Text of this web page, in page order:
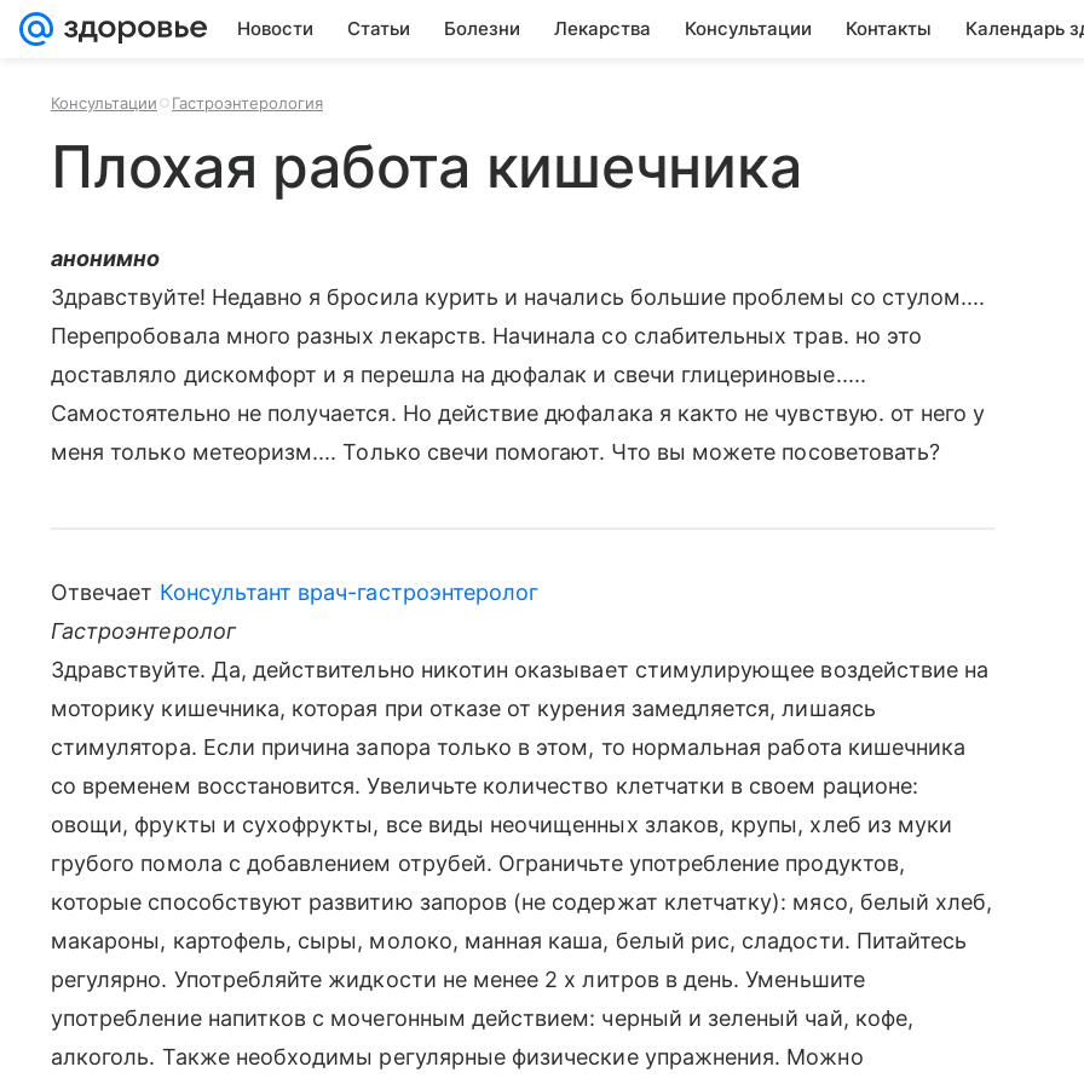
Новости Статьи Болезни Лекарства Консультации Контакты Календарь
Консультации Гастроэнтерология
Плохая работа кишечника
анонимно
Здравствуйте! Недавно я бросила курить и начались большие проблемы со стулом....
Перепробовала много разных лекарств. Начинала со слабительных трав. но это
доставляло дискомфорт и я перешла на дюфалак и свечи глицериновые.....
Самостоятельно не получается. Но действие дюфалака я както не чувствую. от него у
меня только метеоризм.... Только свечи помогают. Что вы можете посоветовать?
Отвечает Консультант врач-гастроэнтеролог
Гастроэнтеролог
Здравствуйте. Да, действительно никотин оказывает стимулирующее воздействие на
моторику кишечника, которая при отказе от курения замедляется, лишаясь
стимулятора. Если причина запора только в этом, то нормальная работа кишечника
со временем восстановится. Увеличьте количество клетчатки в своем рационе:
овощи, фрукты и сухофрукты, все виды неочищенных злаков, крупы, хлеб из муки
грубого помола с добавлением отрубей. Ограничьте употребление продуктов,
которые способствуют развитию запоров (не содержат клетчатку): мясо, белый хлеб,
макароны, картофель, сыры, молоко, манная каша, белый рис, сладости. Питайтесь
регулярно. Употребляйте жидкости не менее 2 х литров в день. Уменьшите
употребление напитков с мочегонным действием: черный и зеленый чай, кофе,
алкоголь. Также необходимы регулярные физические упражнения. Можно